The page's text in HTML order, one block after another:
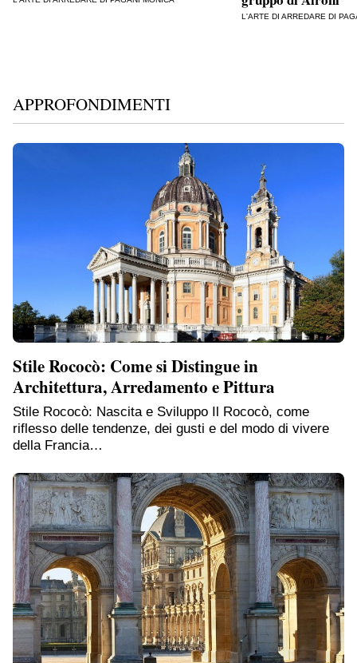
L'ARTE DI ARREDARE DI
APPROFONDIMENTI
Stile Rococò: Come si Distingue in
Architettura, Arredamento e Pittura
Stile Rococò: Nascita e Sviluppo Il Rococò, come
riflesso delle tendenze, dei gusti e del modo di vivere
della Francia…